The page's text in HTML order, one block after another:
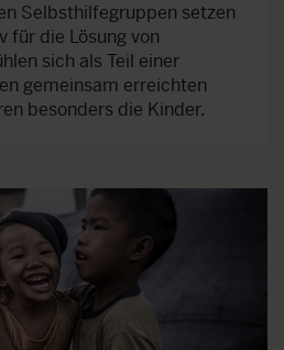
Selbsthilfegruppen setzen
für die Lösung von
sich als Teil einer
gemeinsam erreichten
besonders die Kinder.